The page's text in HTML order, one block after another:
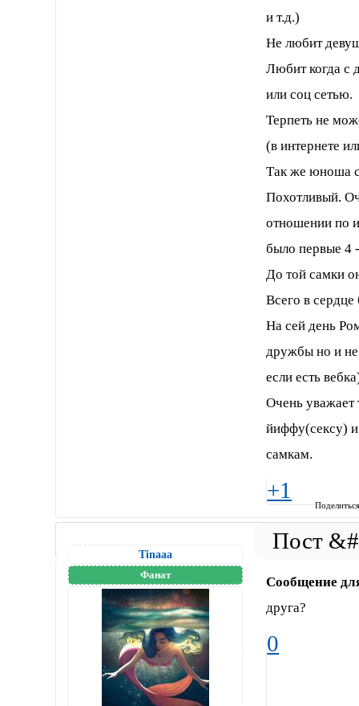
и т.д.)
Не любит
Любит когда с
или соц сетью.
Терпеть не
(в интернете
Так же юноша
Похотливый.
отношении по
было первые 4
До той самки
Всего в
На сей день
дружбы но и не
если есть
Очень уважает
йиффу(сексу)
самкам.
+1
Tinaaa
Фанат
Сообщение
друга?
0